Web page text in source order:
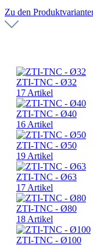
Zu den
ZTI-TNC - Ø32
17 Artikel
ZTI-TNC - Ø40
16 Artikel
ZTI-TNC - Ø50
19 Artikel
ZTI-TNC - Ø63
17 Artikel
ZTI-TNC - Ø80
18 Artikel
ZTI-TNC - Ø100